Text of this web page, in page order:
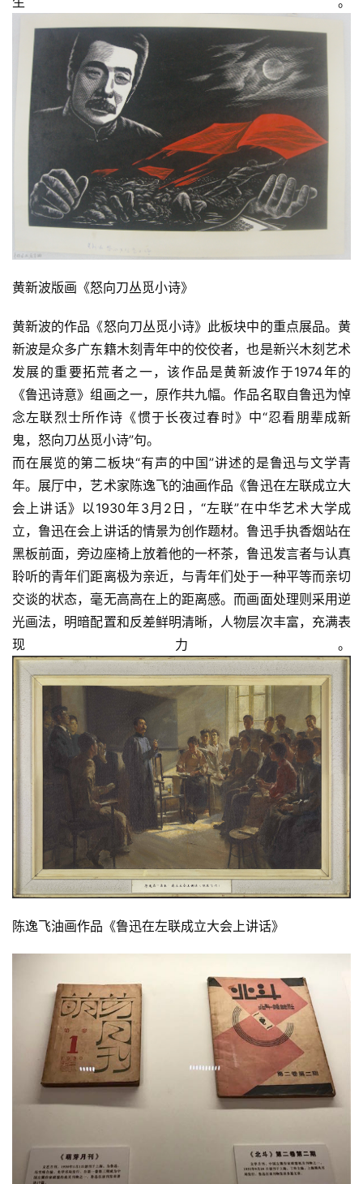
黄新波版画《怒向刀丛觅小诗》
黄新波的作品《怒向刀丛觅小诗》此板块中的重点展品。黄
新波是众多广东籍木刻青年中的佼佼者，也是新兴木刻艺术
发展的重要拓荒者之一，该作品是黄新波作于1974年的
《鲁迅诗意》组画之一，原作共九幅。作品名取自鲁迅为悼
念左联烈士所作诗《惯于长夜过春时》中“忍看朋辈成新
鬼，怒向刀丛觅小诗”句。
而在展览的第二板块“有声的中国”讲述的是鲁迅与文学青
年。展厅中，艺术家陈逸飞的油画作品《鲁迅在左联成立大
会上讲话》以1930年3月2日，“左联”在中华艺术大学成
立，鲁迅在会上讲话的情景为创作题材。鲁迅手执香烟站在
黑板前面，旁边座椅上放着他的一杯茶，鲁迅发言者与认真
聆听的青年们距离极为亲近，与青年们处于一种平等而亲切
交谈的状态，毫无高高在上的距离感。而画面处理则采用逆
光画法，明暗配置和反差鲜明清晰，人物层次丰富，充满表
现力。
陈逸飞油画作品《鲁迅在左联成立大会上讲话》